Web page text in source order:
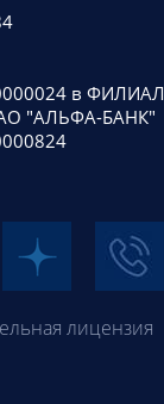
в ФИЛИАЛ
"АЛЬФА-БАНК"
лицензия